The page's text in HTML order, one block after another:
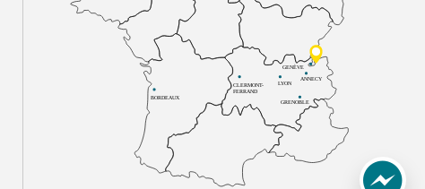
BORDEAUX
CLERMONT-
FERRAND
LYON
ANNECY
GRENOBLE
GENÈVE